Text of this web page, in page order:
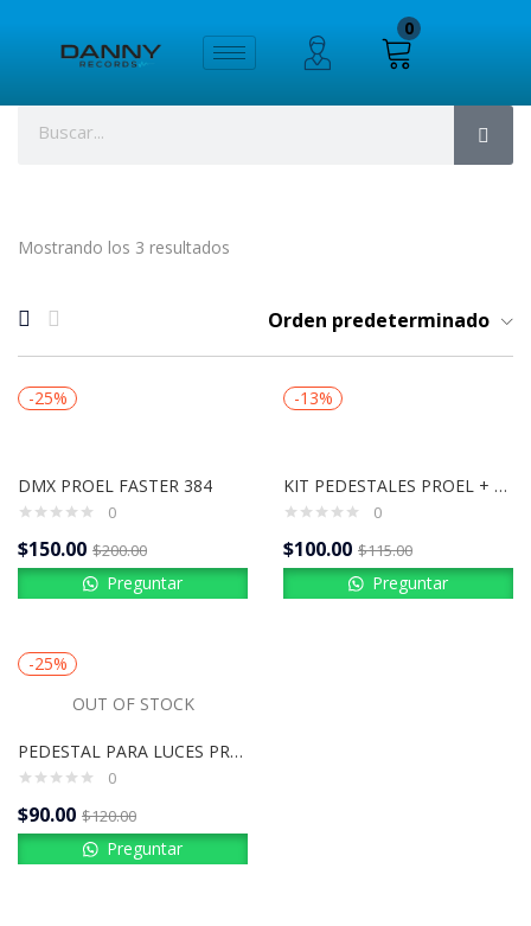
0
Mostrando los 3 resultados
Orden predeterminado
-25%
DMX PROEL FASTER 384
0
$150.00 $200.00
Preguntar
-13%
KIT PEDESTALES PROEL + BOLSO FRE180KIT
0
$100.00 $115.00
Preguntar
-25%
OUT OF STOCK
PEDESTAL PARA LUCES PROEL PLHST10
0
$90.00 $120.00
Preguntar